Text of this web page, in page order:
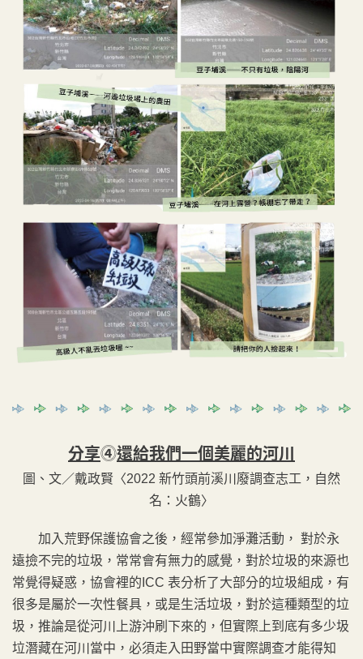
分享⓸還給我們一個美麗的河川
圖、文／戴政賢〈2022 新竹頭前溪川廢調查志工，自然
名：火鶴〉
加入荒野保護協會之後，經常參加淨灘活動， 對於永
遠撿不完的垃圾，常常會有無力的感覺，對於垃圾的來源也
常覺得疑惑，協會裡的ICC 表分析了大部分的垃圾組成，有
很多是屬於一次性餐具，或是生活垃圾，對於這種類型的垃
圾，推論是從河川上游沖刷下來的，但實際上到底有多少圾
垃潛藏在河川當中，必須走入田野當中實際調查才能得知